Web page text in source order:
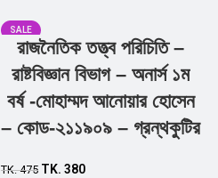
SALE
Add to cart
রাজনৈতিক তত্ত্ব পরিচিতি –
রাষ্টবিজ্ঞান বিভাগ – অনার্স ১ম
বর্ষ -মোহাম্মদ আনোয়ার হোসেন
– কোড-২১১৯০৯ – গ্রন্থকুটির
TK.475 TK. 380